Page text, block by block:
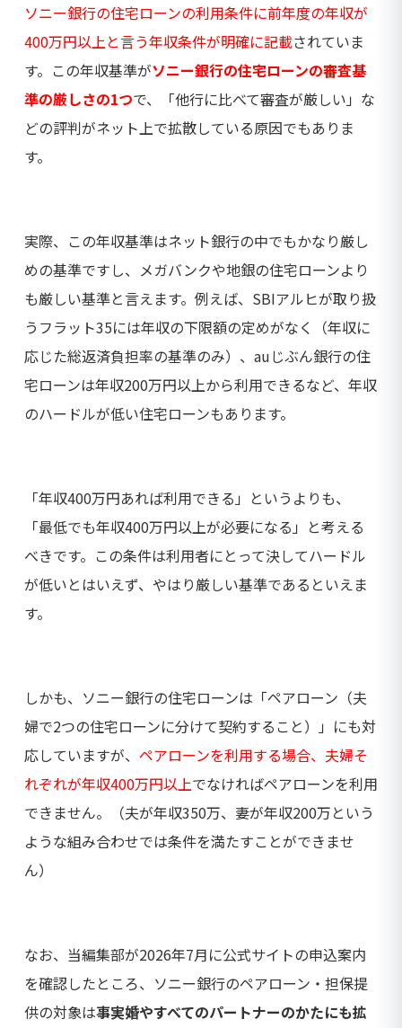
ソニー銀行の住宅ローンの利用条件に前年度の年収が
400万円以上と言う年収条件が明確に記載されていま
す。この年収基準がソニー銀行の住宅ローンの審査基
準の厳しさの1つで、「他行に比べて審査が厳しい」な
どの評判がネット上で拡散している原因でもありま
す。
実際、この年収基準はネット銀行の中でもかなり厳し
めの基準ですし、メガバンクや地銀の住宅ローンより
も厳しい基準と言えます。例えば、SBIアルヒが取り扱
うフラット35には年収の下限額の定めがなく（年収に
応じた総返済負担率の基準のみ）、auじぶん銀行の住
宅ローンは年収200万円以上から利用できるなど、年収
のハードルが低い住宅ローンもあります。
「年収400万円あれば利用できる」というよりも、
「最低でも年収400万円以上が必要になる」と考える
べきです。この条件は利用者にとって決してハードル
が低いとはいえず、やはり厳しい基準であるといえま
す。
しかも、ソニー銀行の住宅ローンは「ペアローン（夫
婦で2つの住宅ローンに分けて契約すること）」にも対
応していますが、 ペアローンを利用する場合、夫婦そ
れぞれが年収400万円以上でなければペアローンを利用
できません。（夫が年収350万、妻が年収200万という
ような組み合わせでは条件を満たすことができませ
ん）
なお、当編集部が2026年7月に公式サイトの申込案内
を確認したところ、ソニー銀行のペアローン・担保提
供の対象は事実婚やすべてのパートナーのかたにも拡